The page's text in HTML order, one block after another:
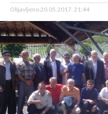
Objavljeno20.05.2017. 21:44